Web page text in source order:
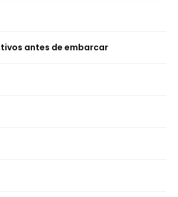
antes de embarcar